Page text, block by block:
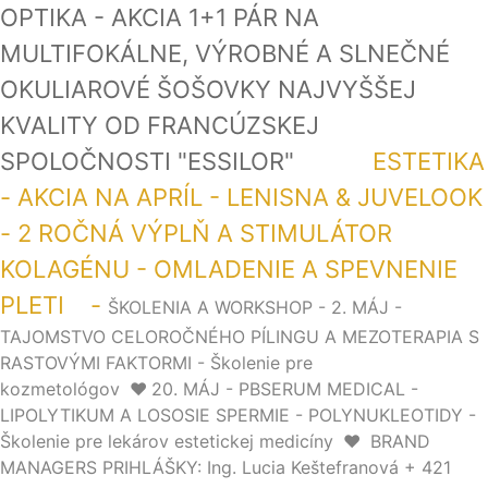
OPTIKA - AKCIA 1+1 PÁR NA
MULTIFOKÁLNE, VÝROBNÉ A SLNEČNÉ
OKULIAROVÉ ŠOŠOVKY NAJVYŠŠEJ
KVALITY OD FRANCÚZSKEJ
SPOLOČNOSTI "ESSILOR" ESTETIKA
- AKCIA NA APRÍL - LENISNA & JUVELOOK
- 2 ROČNÁ VÝPLŇ A STIMULÁTOR
KOLAGÉNU - OMLADENIE A SPEVNENIE
PLETI - ŠKOLENIA A WORKSHOP - 2. MÁJ -
TAJOMSTVO CELOROČNÉHO PÍLINGU A MEZOTERAPIA S
RASTOVÝMI FAKTORMI - Školenie pre
kozmetológov ❤️ 20. MÁJ - PBSERUM MEDICAL -
LIPOLYTIKUM A LOSOSIE SPERMIE - POLYNUKLEOTIDY -
Školenie pre lekárov estetickej medicíny ❤️ BRAND
MANAGERS PRIHLÁŠKY: Ing. Lucia Keštefranová + 421